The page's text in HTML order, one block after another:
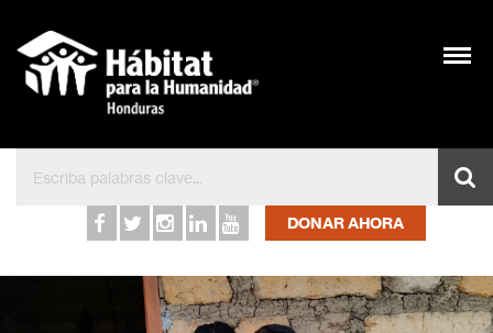
Inicio – Hábitat para la
DONAR AHORA